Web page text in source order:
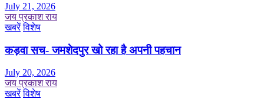
July 21, 2026
जय प्रकाश राय
खबरें विशेष
कड़वा सच- जमशेदपुर खो रहा है अपनी पहचान
July 20, 2026
जय प्रकाश राय
खबरें विशेष